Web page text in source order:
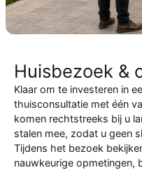
Huisbezoek &
Klaar om te investeren in
thuisconsultatie met één
komen rechtstreeks bij u
stalen mee, zodat u geen
Tijdens het bezoek
nauwkeurige opmetingen,